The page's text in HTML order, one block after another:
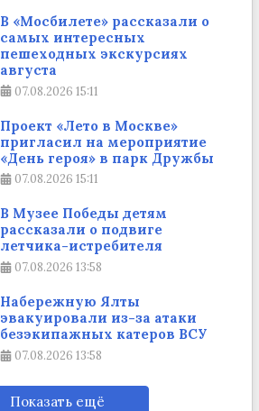
В «Мосбилете» рассказали о
самых интересных
пешеходных экскурсиях
августа
07.08.2026 15:11
Проект «Лето в Москве»
пригласил на мероприятие
«День героя» в парк Дружбы
07.08.2026 15:11
В Музее Победы детям
рассказали о подвиге
летчика-истребителя
07.08.2026 13:58
Набережную Ялты
эвакуировали из-за атаки
безэкипажных катеров ВСУ
07.08.2026 13:58
Показать ещё